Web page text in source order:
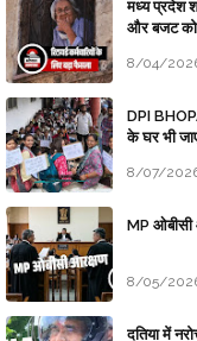
मध्य प्रदेश
और बजट
8/04/
DPI
के घर भी
8/07/
MP ओबीसी
8/05/
दतिया में